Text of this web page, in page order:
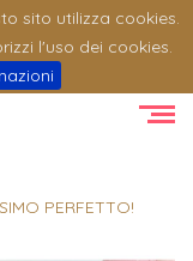
sito utilizza cookies.
l'uso dei cookies.
PERFETTO!